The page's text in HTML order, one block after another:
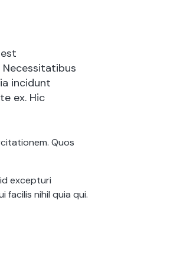
incidunt
ex. Hic
Quos
excepturi
facilis nihil quia qui.